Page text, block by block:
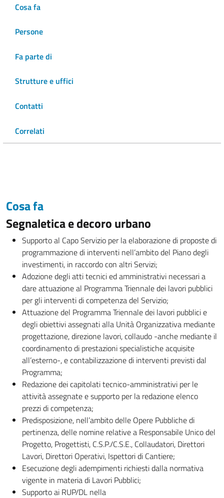
Cosa fa
Persone
Fa parte di
Strutture e uffici
Contatti
Correlati
Cosa fa
Segnaletica e decoro urbano
Supporto al Capo Servizio per la elaborazione di proposte di
programmazione di interventi nell’ambito del Piano degli
investimenti, in raccordo con altri Servizi;
Adozione degli atti tecnici ed amministrativi necessari a
dare attuazione al Programma Triennale dei lavori pubblici
per gli interventi di competenza del Servizio;
Attuazione del Programma Triennale dei lavori pubblici e
degli obiettivi assegnati alla Unità Organizzativa mediante
progettazione, direzione lavori, collaudo -anche mediante il
coordinamento di prestazioni specialistiche acquisite
all’esterno-, e contabilizzazione di interventi previsti dal
Programma;
Redazione dei capitolati tecnico-amministrativi per le
attività assegnate e supporto per la redazione elenco
prezzi di competenza;
Predisposizione, nell’ambito delle Opere Pubbliche di
pertinenza, delle nomine relative a Responsabile Unico del
Progetto, Progettisti, C.S.P./C.S.E., Collaudatori, Direttori
Lavori, Direttori Operativi, Ispettori di Cantiere;
Esecuzione degli adempimenti richiesti dalla normativa
vigente in materia di Lavori Pubblici;
Supporto ai RUP/DL nella